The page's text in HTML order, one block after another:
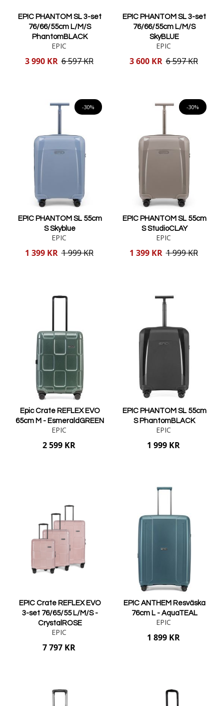
EPIC PHANTOM SL 3-set
76/66/55cm L/M/S
PhantomBLACK
EPIC
Reducerat
3 990 KR 6 597 KR
EPIC PHANTOM SL 3-set
76/66/55cm L/M/S
SkyBLUE
EPIC
Reducerat
3 600 KR 6 597 KR
-30%
EPIC PHANTOM SL 55cm
S Skyblue
EPIC
Reducerat
1 399 KR 1 999 KR
-30%
EPIC PHANTOM SL 55cm
S StudioCLAY
EPIC
Reducerat
1 399 KR 1 999 KR
Epic Crate REFLEX EVO
65cm M - EsmeraldGREEN
EPIC
2 599 KR
EPIC PHANTOM SL 55cm
S PhantomBLACK
EPIC
1 999 KR
EPIC Crate REFLEX EVO
3-set 76/65/55 L/M/S -
CrystalROSE
EPIC
7 797 KR
EPIC ANTHEM Resväska
76cm L - AquaTEAL
EPIC
1 899 KR